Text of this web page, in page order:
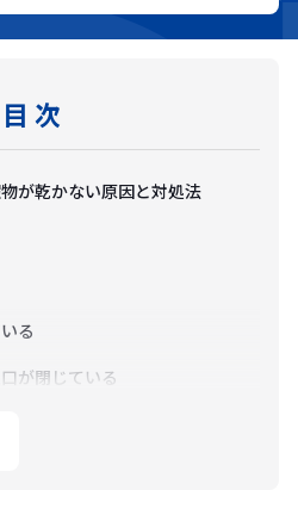
目 次
が乾かない原因と対処法
る
が閉じている